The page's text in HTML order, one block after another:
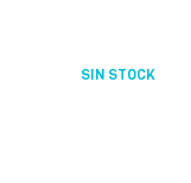
SIN STOCK